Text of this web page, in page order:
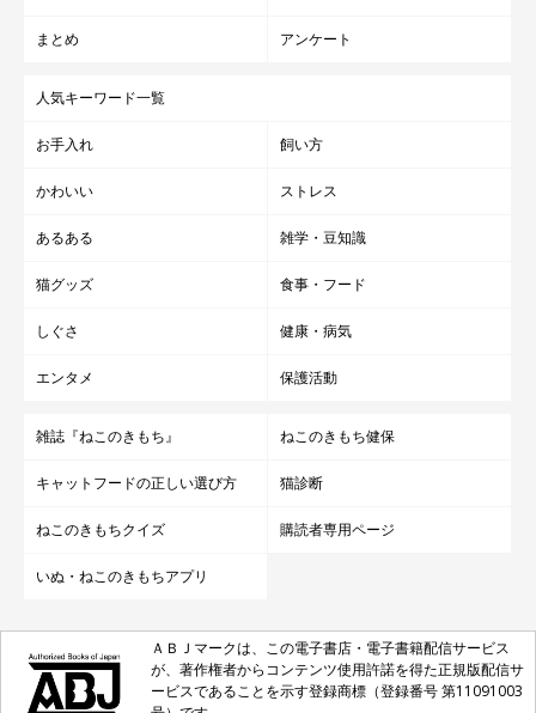
まとめ アンケート
人気キーワード一覧
お手入れ 飼い方
かわいい ストレス
あるある 雑学・豆知識
猫グッズ 食事・フード
しぐさ 健康・病気
エンタメ 保護活動
雑誌『ねこのきもち』 ねこのきもち健保
キャットフードの正しい選び方 猫診断
ねこのきもちクイズ 購読者専用ページ
いぬ・ねこのきもちアプリ
ＡＢＪマークは、この電子書店・電子書籍配信サービス
が、著作権者からコンテンツ使用許諾を得た正規版配信サ
ービスであることを示す登録商標（登録番号 第11091003